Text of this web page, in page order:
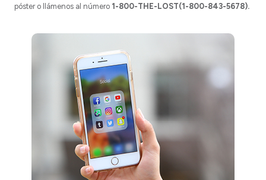
póster o llámenos al número 1-800-THE-LOST(1-800-843-5678).